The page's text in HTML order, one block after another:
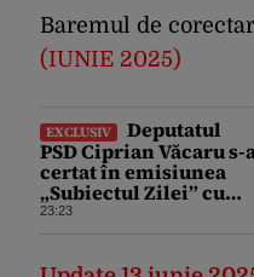
Baremul de
(IUNIE 2025)
EXCLUSIV
Deputatul
PSD Ciprian Văcaru s-
certat în emisiunea
„Subiectul Zilei” cu
deputatul USR Cezar
23:23